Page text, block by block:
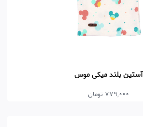
آستین بلند میکی موس
779,000 تومان